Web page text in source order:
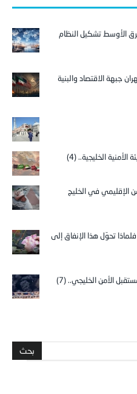
الأوسط تشكيل النظام
جبهة الاقتصاد والبنية
الخليجية.. (4)
الإقليمي في الخليج
فلماذا تحوّل هذا الإنفاق إلى
الأمن الخليجي.. (7)